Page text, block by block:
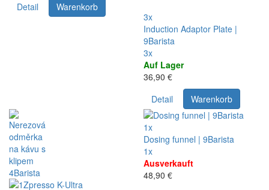
Detail
Warenkorb
3x
Induction Adaptor Plate |
9Barista
3x
Auf Lager
36,90 €
Detail
Warenkorb
1x
Dosing funnel | 9Barista
1x
Ausverkauft
48,90 €